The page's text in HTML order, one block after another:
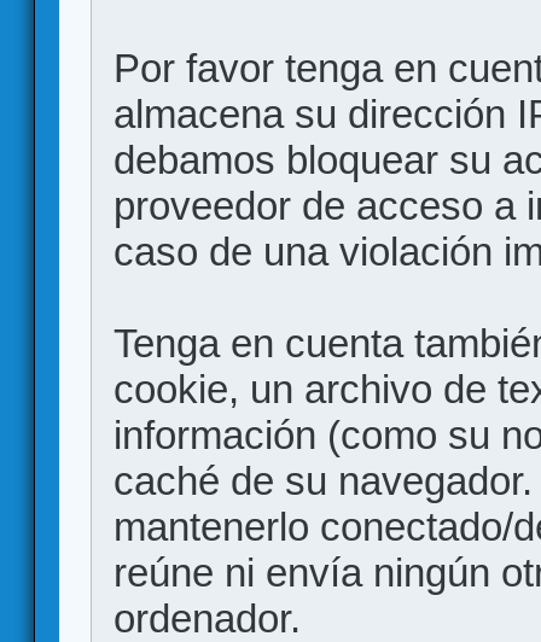
Por favor tenga en
almacena su dirección
debamos bloquear su
proveedor de acceso a
caso de una violación
Tenga en cuenta
cookie, un archivo de
información (como su
caché de su
mantenerlo conectado/
reúne ni envía ningún
ordenador.